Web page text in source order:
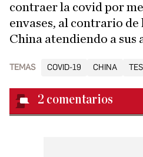
contraer la covid por
envases, al contrario
China atendiendo a sus
TEMAS COVID-19 CHINA
2 comentarios